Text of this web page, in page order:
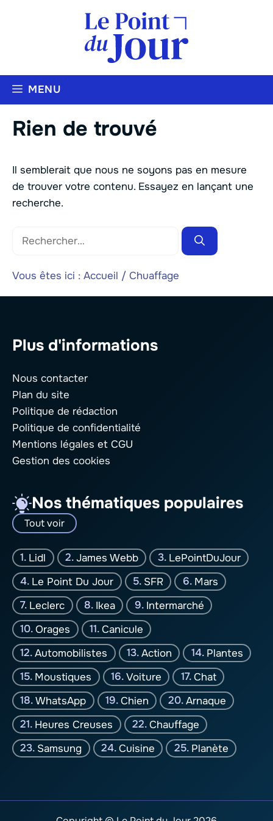
MENU
Rien de trouvé
Il semblerait que nous ne soyons pas en mesure
de trouver votre contenu. Essayez en lançant une
recherche.
Rechercher :
Vous êtes ici : Accueil / Chuaffage
Plus d'informations
Nous contacter
Plan du site
Politique de rédaction
Politique de confidentialité
Mentions légales et CGU
Gestion des cookies
Nos thématiques populaires
Tout voir
Lidl James Webb
LePointDuJour
Le Point Du Jour
SFR
Mars
Leclerc
Ikea
Intermarché
Orages
Canicule
Automobilistes
Action
Plantes
Moustiques
Voiture
Chat
WhatsApp
Chien
Arnaque
Heures Creuses
Chauffage
Samsung
Cuisine Planète